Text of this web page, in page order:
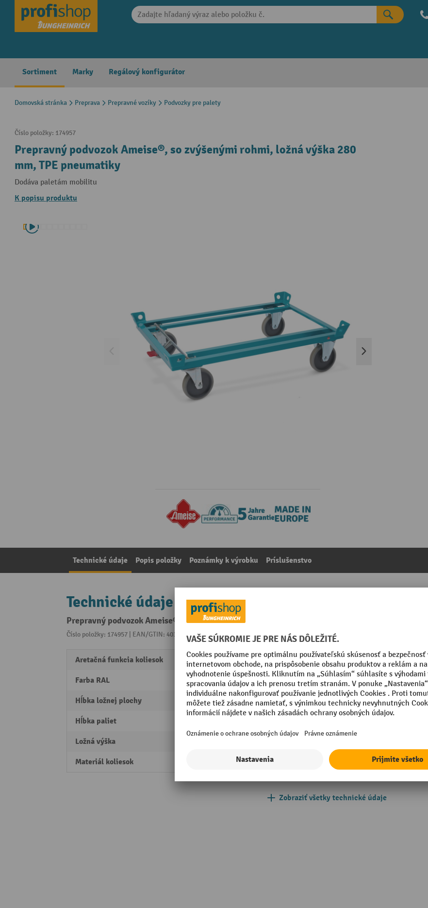
Skip to main navigation
Sortiment Marky Regálový konfigurátor
Domovská stránka Preprava Prepravné vozíky Podvozky pre palety
Číslo položky: 174957
Prepravný podvozok Ameise®, so zvýšenými rohmi, ložná výška 280
mm, TPE pneumatiky
Dodáva paletám mobilitu
K popisu produktu
Technické údaje Popis položky Poznámky k výrobku Príslušenstvo
Technické údaje
Prepravný podvozok Ameise®, so zvýšenými rohmi, ložná výška 280 mm, TPE pneumatiky
Číslo položky: 174957 | EAN/GTIN: 4035694040151Z kategórie:Podvozky pre palety
Aretačná funkcia koliesok s centrálnou brzdou
Farba RAL RAL 5018 tyrkysová modrá
Hĺbka ložnej plochy 810 mm
Hĺbka paliet
Ložná výška
Materiál koliesok Termoplastická guma
Priemer kolieska
Priemer vodiaceho kolieska
Segmentu
Zobraziť všetky technické údaje